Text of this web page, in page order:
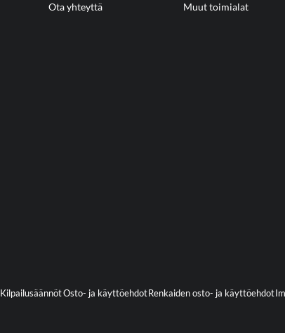
Ota yhteyttä
Muut toimialat
KilpailusäännötOsto- ja käyttöehdotRenkaiden osto- ja käyttöehdot